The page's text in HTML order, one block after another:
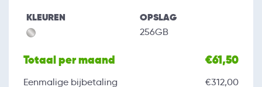
KLEUREN OPSLAG
256GB
Totaal per maand €61,50
Eenmalige bijbetaling €312,00